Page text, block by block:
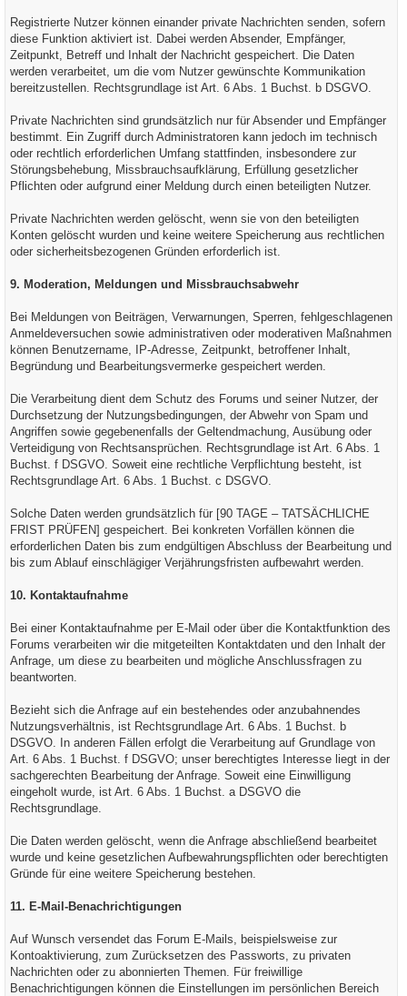
Registrierte Nutzer können einander private Nachrichten senden, sofern
diese Funktion aktiviert ist. Dabei werden Absender, Empfänger,
Zeitpunkt, Betreff und Inhalt der Nachricht gespeichert. Die Daten
werden verarbeitet, um die vom Nutzer gewünschte Kommunikation
bereitzustellen. Rechtsgrundlage ist Art. 6 Abs. 1 Buchst. b DSGVO.
Private Nachrichten sind grundsätzlich nur für Absender und Empfänger
bestimmt. Ein Zugriff durch Administratoren kann jedoch im technisch
oder rechtlich erforderlichen Umfang stattfinden, insbesondere zur
Störungsbehebung, Missbrauchsaufklärung, Erfüllung gesetzlicher
Pflichten oder aufgrund einer Meldung durch einen beteiligten Nutzer.
Private Nachrichten werden gelöscht, wenn sie von den beteiligten
Konten gelöscht wurden und keine weitere Speicherung aus rechtlichen
oder sicherheitsbezogenen Gründen erforderlich ist.
9. Moderation, Meldungen und Missbrauchsabwehr
Bei Meldungen von Beiträgen, Verwarnungen, Sperren, fehlgeschlagenen
Anmeldeversuchen sowie administrativen oder moderativen Maßnahmen
können Benutzername, IP-Adresse, Zeitpunkt, betroffener Inhalt,
Begründung und Bearbeitungsvermerke gespeichert werden.
Die Verarbeitung dient dem Schutz des Forums und seiner Nutzer, der
Durchsetzung der Nutzungsbedingungen, der Abwehr von Spam und
Angriffen sowie gegebenenfalls der Geltendmachung, Ausübung oder
Verteidigung von Rechtsansprüchen. Rechtsgrundlage ist Art. 6 Abs. 1
Buchst. f DSGVO. Soweit eine rechtliche Verpflichtung besteht, ist
Rechtsgrundlage Art. 6 Abs. 1 Buchst. c DSGVO.
Solche Daten werden grundsätzlich für [90 TAGE – TATSÄCHLICHE
FRIST PRÜFEN] gespeichert. Bei konkreten Vorfällen können die
erforderlichen Daten bis zum endgültigen Abschluss der Bearbeitung und
bis zum Ablauf einschlägiger Verjährungsfristen aufbewahrt werden.
10. Kontaktaufnahme
Bei einer Kontaktaufnahme per E-Mail oder über die Kontaktfunktion des
Forums verarbeiten wir die mitgeteilten Kontaktdaten und den Inhalt der
Anfrage, um diese zu bearbeiten und mögliche Anschlussfragen zu
beantworten.
Bezieht sich die Anfrage auf ein bestehendes oder anzubahnendes
Nutzungsverhältnis, ist Rechtsgrundlage Art. 6 Abs. 1 Buchst. b
DSGVO. In anderen Fällen erfolgt die Verarbeitung auf Grundlage von
Art. 6 Abs. 1 Buchst. f DSGVO; unser berechtigtes Interesse liegt in der
sachgerechten Bearbeitung der Anfrage. Soweit eine Einwilligung
eingeholt wurde, ist Art. 6 Abs. 1 Buchst. a DSGVO die
Rechtsgrundlage.
Die Daten werden gelöscht, wenn die Anfrage abschließend bearbeitet
wurde und keine gesetzlichen Aufbewahrungspflichten oder berechtigten
Gründe für eine weitere Speicherung bestehen.
11. E-Mail-Benachrichtigungen
Auf Wunsch versendet das Forum E-Mails, beispielsweise zur
Kontoaktivierung, zum Zurücksetzen des Passworts, zu privaten
Nachrichten oder zu abonnierten Themen. Für freiwillige
Benachrichtigungen können die Einstellungen im persönlichen Bereich